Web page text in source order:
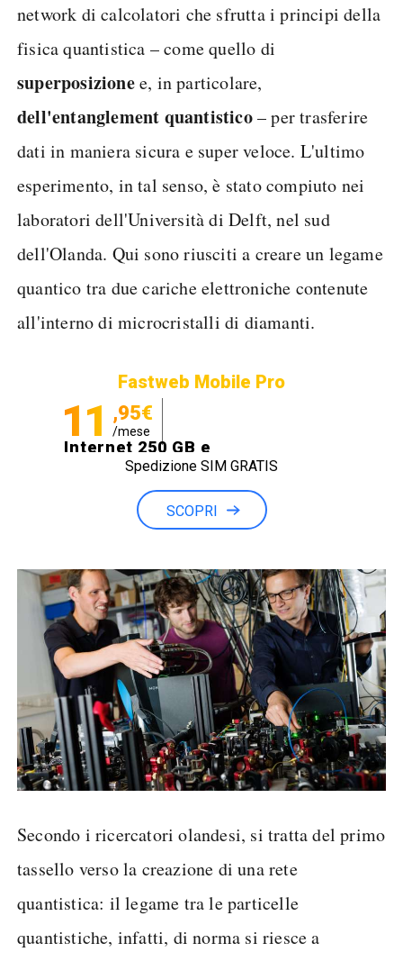
network di calcolatori che sfrutta i principi della
fisica quantistica – come quello di
superposizionee, in particolare,
dell'entanglement quantistico– per trasferire
dati in maniera sicura e super veloce. L'ultimo
esperimento, in tal senso, è stato compiuto nei
laboratori dell'Università di Delft, nel sud
dell'Olanda. Qui sono riusciti a creare un legame
quantico tra due cariche elettroniche contenute
all'interno di microcristalli di diamanti.
Fastweb Mobile Pro
11 ,95€
/mese
Internet 250 GB e
Minuti illimitati
Spedizione SIM GRATIS
SCOPRI
Secondo i ricercatori olandesi, si tratta del primo
tassello verso la creazione di una rete
quantistica: il legame tra le particelle
quantistiche, infatti, di norma si riesce a